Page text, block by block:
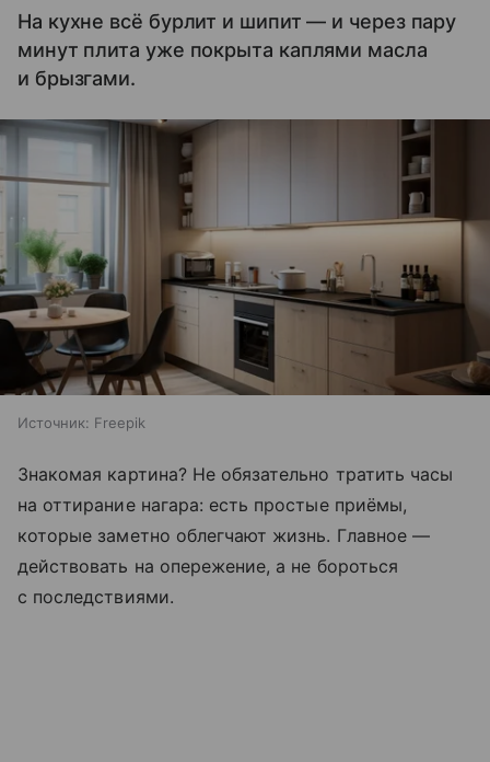
На кухне всё бурлит и шипит — и через пару
минут плита уже покрыта каплями масла
и брызгами.
Источник: Freepik
Знакомая картина? Не обязательно тратить часы
на оттирание нагара: есть простые приёмы,
которые заметно облегчают жизнь. Главное —
действовать на опережение, а не бороться
с последствиями.